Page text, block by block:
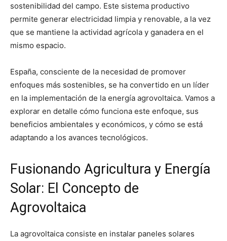
sostenibilidad del campo. Este sistema productivo
permite generar electricidad limpia y renovable, a la vez
que se mantiene la actividad agrícola y ganadera en el
mismo espacio.
España, consciente de la necesidad de promover
enfoques más sostenibles, se ha convertido en un líder
en la implementación de la energía agrovoltaica. Vamos a
explorar en detalle cómo funciona este enfoque, sus
beneficios ambientales y económicos, y cómo se está
adaptando a los avances tecnológicos.
Fusionando Agricultura y Energía
Solar: El Concepto de
Agrovoltaica
La agrovoltaica consiste en instalar paneles solares